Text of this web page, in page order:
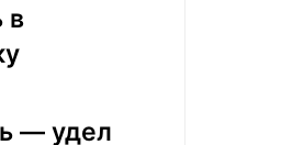
в
— удел